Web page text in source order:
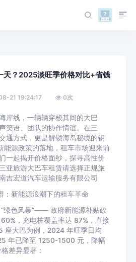
天？2025淡旺季价格对比+省钱
21 19:24:17 0次
岸线，一辆辆穿梭其间的大巴
笑语、团队的协作情谊。在三
通方式，更是解锁海岛秘境的钥
能源政策的落地，租车市场迎来前
一起揭开价格面纱，探寻高性价
亚旅游大巴车租赁请选择正规旅
吉宏道汽车运输服务有限公司
：新能源浪潮下的租车革命
绿色风暴”—— 政府新能源补贴政
，充电桩覆盖率达 87%，直接
座大巴为例，2024 年旺季日均
年已降至 1250-1500 元，降幅
差异显著：